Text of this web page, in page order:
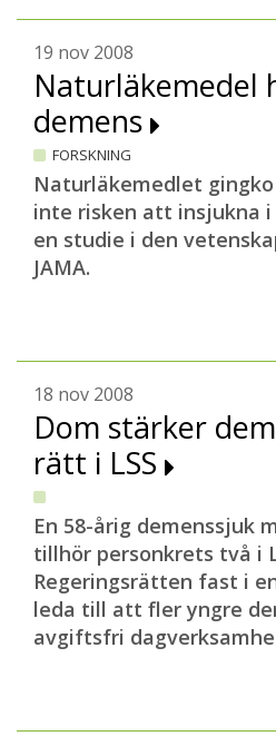
19 nov 2008
Naturläkemedel
demens
FORSKNING
Naturläkemedlet
inte risken att insjukna i
en studie i den
JAMA.
18 nov 2008
Dom stärker
rätt i LSS
En 58-årig demenssjuk
tillhör personkrets två i
Regeringsrätten fast i
leda till att fler yngre
avgiftsfri